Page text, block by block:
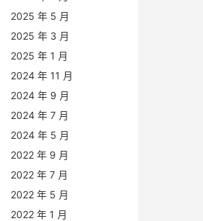
2025 年 5 月
2025 年 3 月
2025 年 1 月
2024 年 11 月
2024 年 9 月
2024 年 7 月
2024 年 5 月
2022 年 9 月
2022 年 7 月
2022 年 5 月
2022 年 1 月